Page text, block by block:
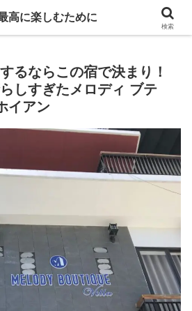
Life is travelling
るならこの宿で決まり！
しすぎたメロディ ブテ
イアン
高に楽しむために
検索